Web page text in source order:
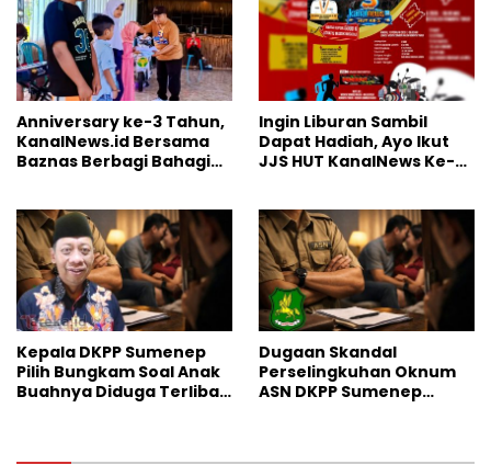
Anniversary ke-3 Tahun,
KanalNews.id Bersama
Baznas Berbagi Bahagia
Ingin Liburan Sambil
Dapat Hadiah, Ayo Ikut
JJS HUT KanalNews Ke-3
Kepala DKPP Sumenep
Pilih Bungkam Soal Anak
Buahnya Diduga Terlibat
Dugaan Skandal
Perselingkuhan Oknum
ASN DKPP Sumenep